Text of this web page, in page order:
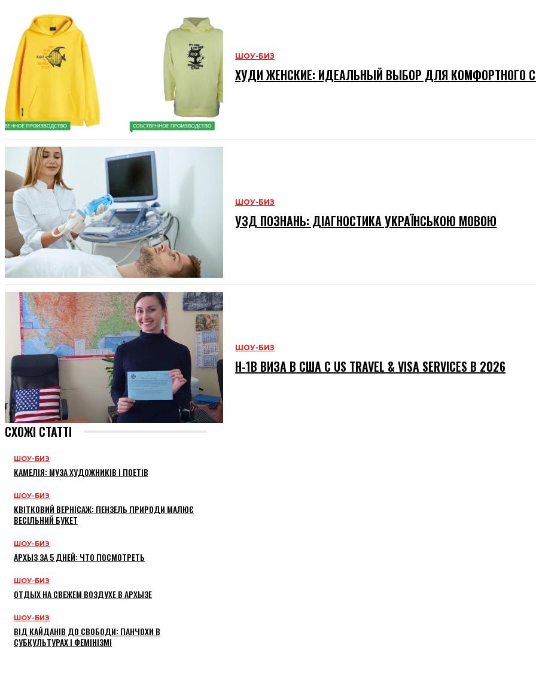
ШОУ-БИЗ
ХУДИ ЖЕНСКИЕ: ИДЕАЛЬНЫЙ ВЫБОР ДЛЯ КОМФОРТНОГО
ШОУ-БИЗ
УЗД ПОЗНАНЬ: ДІАГНОСТИКА УКРАЇНСЬКОЮ МОВОЮ
ШОУ-БИЗ
H-1B ВИЗА В США С US TRAVEL & VISA SERVICES В 2026
СХОЖІ СТАТТІ
ШОУ-БИЗ
КАМЕЛІЯ: МУЗА ХУДОЖНИКІВ І ПОЕТІВ
ШОУ-БИЗ
КВІТКОВИЙ ВЕРНІСАЖ: ПЕНЗЕЛЬ ПРИРОДИ МАЛЮЄ
ВЕСІЛЬНИЙ БУКЕТ
ШОУ-БИЗ
АРХЫЗ ЗА 5 ДНЕЙ: ЧТО ПОСМОТРЕТЬ
ШОУ-БИЗ
ОТДЫХ НА СВЕЖЕМ ВОЗДУХЕ В АРХЫЗЕ
ШОУ-БИЗ
ВІД КАЙДАНІВ ДО СВОБОДИ: ПАНЧОХИ В
СУБКУЛЬТУРАХ І ФЕМІНІЗМІ